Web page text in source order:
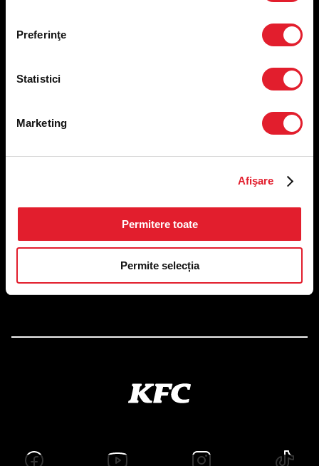
Preferinţe
Statistici
Marketing
Afişare
Permitere toate
Permite selecția
Condiții de desfășurare „Descarcă KFC APP”
Restaurante
CAMERA 5, Etaj 2
Autorizații și avize